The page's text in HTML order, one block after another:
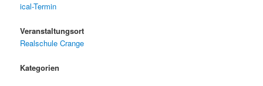
ical-Termin
Veranstaltungsort
Realschule Crange
Kategorien